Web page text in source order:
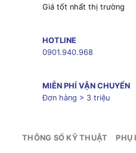
Giá tốt nhất thị trường
HOTLINE
0901.940.968
MIỄN PHÍ VẬN CHUYỂN
Đơn hàng > 3 triệu
THÔNG SỐ KỸ THUẬT PHỤ